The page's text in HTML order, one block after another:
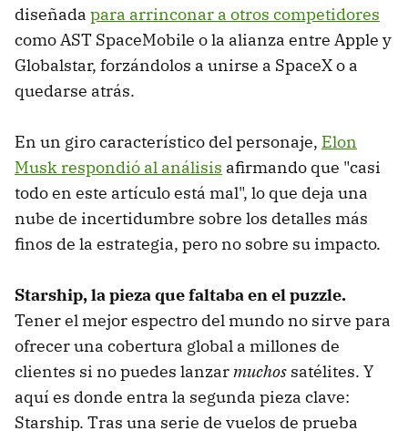
diseñada para arrinconar a otros competidores
como AST SpaceMobile o la alianza entre Apple y
Globalstar, forzándolos a unirse a SpaceX o a
quedarse atrás.
En un giro característico del personaje, Elon
Musk respondió al análisis afirmando que "casi
todo en este artículo está mal", lo que deja una
nube de incertidumbre sobre los detalles más
finos de la estrategia, pero no sobre su impacto.
Starship, la pieza que faltaba en el puzzle.
Tener el mejor espectro del mundo no sirve para
ofrecer una cobertura global a millones de
clientes si no puedes lanzarmuchos satélites. Y
aquí es donde entra la segunda pieza clave:
Starship. Tras una serie de vuelos de prueba